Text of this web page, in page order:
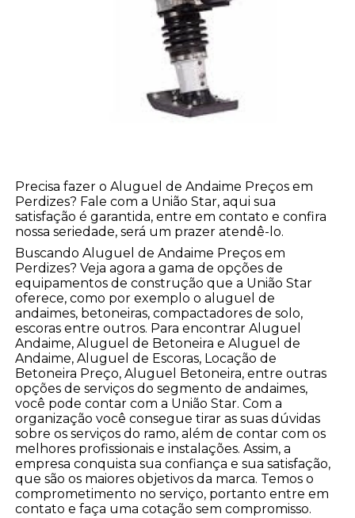
Precisa fazer o Aluguel de Andaime Preços em
Perdizes? Fale com a União Star, aqui sua
satisfação é garantida, entre em contato e confira
nossa seriedade, será um prazer atendê-lo.
Buscando Aluguel de Andaime Preços em
Perdizes? Veja agora a gama de opções de
equipamentos de construção que a União Star
oferece, como por exemplo o aluguel de
andaimes, betoneiras, compactadores de solo,
escoras entre outros. Para encontrar Aluguel
Andaime, Aluguel de Betoneira e Aluguel de
Andaime, Aluguel de Escoras, Locação de
Betoneira Preço, Aluguel Betoneira, entre outras
opções de serviços do segmento de andaimes,
você pode contar com a União Star. Com a
organização você consegue tirar as suas dúvidas
sobre os serviços do ramo, além de contar com os
melhores profissionais e instalações. Assim, a
empresa conquista sua confiança e sua satisfação,
que são os maiores objetivos da marca. Temos o
comprometimento no serviço, portanto entre em
contato e faça uma cotação sem compromisso.